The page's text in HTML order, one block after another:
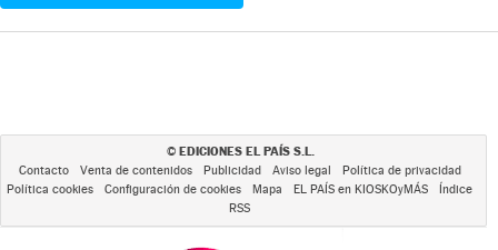
© EDICIONES EL PAÍS S.L.
Contacto Venta de contenidos Publicidad Aviso legal
Política de privacidad
Política cookies
Configuración de cookies Mapa EL PAÍS en KIOSKOyMÁS
Índice
RSS